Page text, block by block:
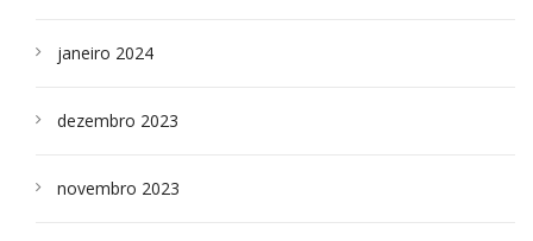
janeiro 2024
dezembro 2023
novembro 2023